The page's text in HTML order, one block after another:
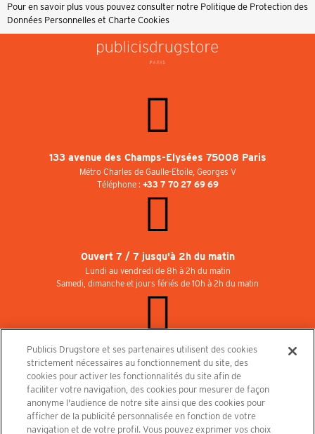
Pour en savoir plus vous pouvez consulter notre Politique de Protection des
Données Personnelles et Charte Cookies
133 avenue des Champs-Elysées 75008 Paris
Métro Charles de Gaulle-Etoile, Georges V
Téléphone : +33 7 70 27 69 69
Ouvert 7 / 7 jusqu'à 2h du matin
Lundi au vendredi de 8h à 2h du matin
Samedi, dimanche et jours fériés de 10h à 2h du matin
Rejoignez-nous au Publicisdrugstore !
Nous recrutons pour les boutiques, le restaurant et le cinéma. Contactez-nous :
recrutement@publicisdrugstore.com
Conditions générales de vente
Mentions légales
Politique de Protection des Données Personnelles et Charte
Publicis Drugstore et ses partenaires utilisent des cookies
strictement nécessaires au fonctionnement du site, des
cookies pour activer les fonctionnalités du site afin de
faciliter votre navigation, des cookies pour mesurer de façon
anonyme l'audience de notre site ainsi que des cookies pour
afficher de la publicité personnalisée en fonction de votre
navigation et de votre profil. Vous pouvez exprimer vos choix